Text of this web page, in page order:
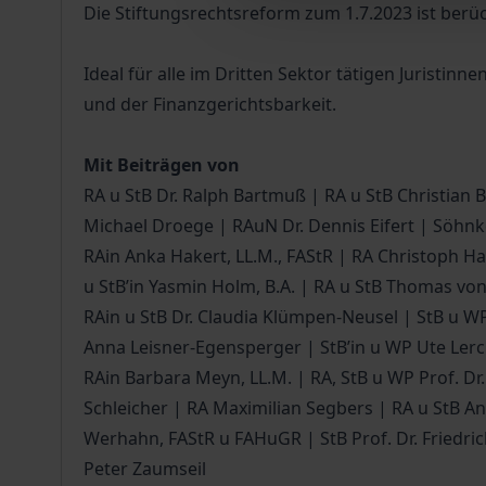
Die Stiftungsrechtsreform zum 1.7.2023 ist
Ideal für alle im Dritten Sektor tätigen
und der Finanzgerichtsbarkeit.
Mit Beiträgen von
RA u StB Dr. Ralph Bartmuß | RA u StB Christian
Michael Droege | RAuN Dr. Dennis Eifert |
RAin Anka Hakert, LL.M., FAStR | RA Christoph
u StB’in Yasmin Holm, B.A. | RA u StB Thomas
RAin u StB Dr. Claudia Klümpen-Neusel | StB u
Anna Leisner-Egensperger | StB’in u WP Ute
RAin Barbara Meyn, LL.M. | RA, StB u WP Prof.
Schleicher | RA Maximilian Segbers | RA u StB
Werhahn, FAStR u FAHuGR | StB Prof. Dr.
Peter Zaumseil